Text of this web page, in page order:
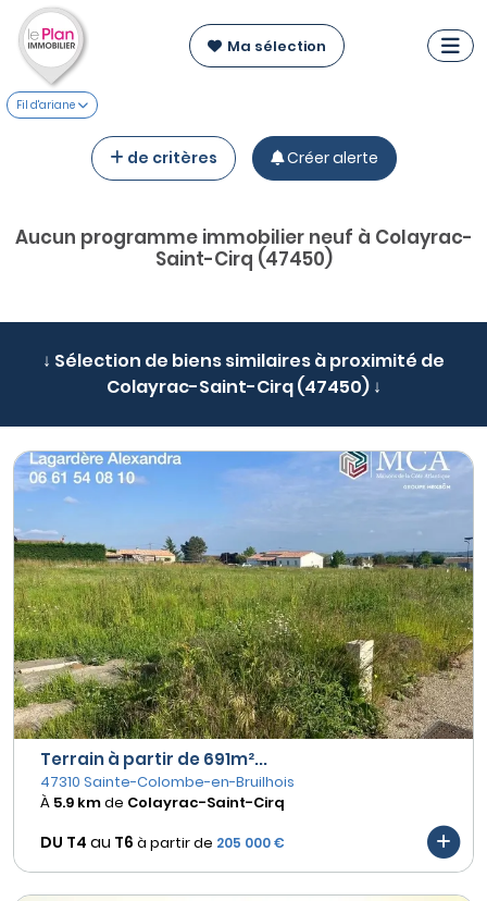
Ma sélection
Fil d'ariane
de critères Créer alerte
Aucun programme immobilier neuf à Colayrac-
Saint-Cirq (47450)
↓ Sélection de biens similaires à proximité de
Colayrac-Saint-Cirq (47450) ↓
Terrain à partir de 691m²...
47310 Sainte-Colombe-en-Bruilhois
À 5.9 kmde Colayrac-Saint-Cirq
DU T4 au T6 à partir de 205 000 €